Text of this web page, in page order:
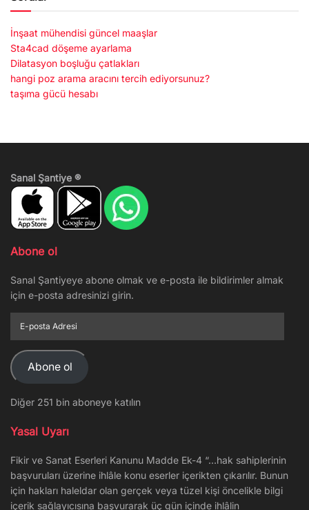
İnşaat mühendisi güncel maaşlar
Sta4cad döşeme ayarlama
Dilatasyon boşluğu çatlakları
hangi poz arama aracını tercih ediyorsunuz?
taşıma gücü hesabı
Sanal Şantiye ®
Abone ol
Sanal Şantiyeye abone olmak ve e-posta ile bildirimler almak
için e-posta adresinizi girin.
posta
Adresi
Abone ol
Diğer 251 bin aboneye katılın
Yasal Uyarı
Fikir ve Sanat Eserleri Kanunu Madde Ek-4 “…hak sahiplerinin
başvuruları üzerine ihlâle konu eserler içerikten çıkarılır. Bunun
için hakları haleldar olan gerçek veya tüzel kişi öncelikle bilgi
içerik sağlayıcısına başvurarak üç gün içinde ihlâlin